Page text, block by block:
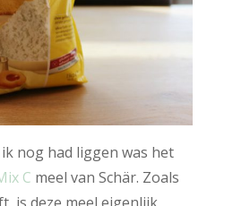
nog had liggen was het
C meel van Schär. Zoals